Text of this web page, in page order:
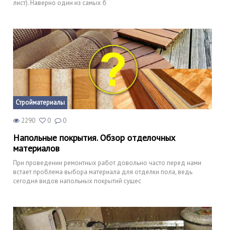
лист). Наверно один из самых б
Стройматериалы
2290 0 0
Напольные покрытия. Обзор отделочных
материалов
При проведении ремонтных работ довольно часто перед нами
встает проблема выбора материала для отделки пола, ведь
сегодня видов напольных покрытий сущес